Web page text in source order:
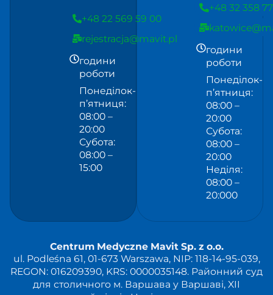
+48 22 569 59 00
rejestracja@mavit.pl
години
роботи
Понеділок-
п’ятниця:
08:00 –
20:00
Субота:
08:00 –
15:00
+48 32 358
години
роботи
Понеділок-
п’ятниця:
08:00 –
20:00
Субота:
08:00 –
20:00
Неділя:
08:00 –
20:000
Centrum Medyczne Mavit Sp. z o.o.
ul. Podleśna 61, 01-673 Warszawa, NIP: 118-14-95-039,
REGON: 016209390, KRS: 0000035148. Районний суд
для столичного м. Варшава у Варшаві, XII